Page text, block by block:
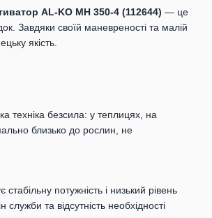
AL-KO MH 350-4 (112644) — це
Завдяки своїй маневреності та малій
якість.
техніка безсила: у теплицях, на
близько до рослин, не
стабільну потужність і низький рівень
та відсутність необхідності